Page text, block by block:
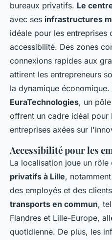
bureaux privatifs. Le
avec ses infrastructures
idéale pour les entreprises
accessibilité. Des zones
connexions rapides aux
attirent les entrepreneurs
la dynamique
EuraTechnologies, un
offrent un cadre idéal pour
entreprises axées sur
Accessibilité pour les
La localisation joue un rôle
privatifs à Lille,
des employés et des
transports en commun,
Flandres et Lille-Europe,
quotidienne. De plus, les